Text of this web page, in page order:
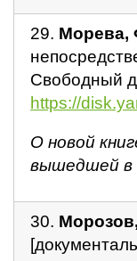
29. Морева,
Свободный
https://
О новой
вышедшей в
30.